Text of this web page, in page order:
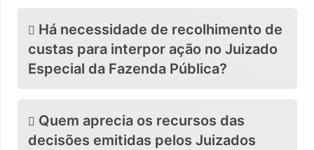
Há necessidade de recolhimento de
custas para interpor ação no Juizado
Especial da Fazenda Pública?
Quem aprecia os recursos das
decisões emitidas pelos Juizados